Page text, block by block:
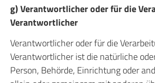
g) Verantwortlicher oder für die
Verantwortlicher
Verantwortlicher oder für die
Verantwortlicher ist die natürliche
Person, Behörde, Einrichtung oder